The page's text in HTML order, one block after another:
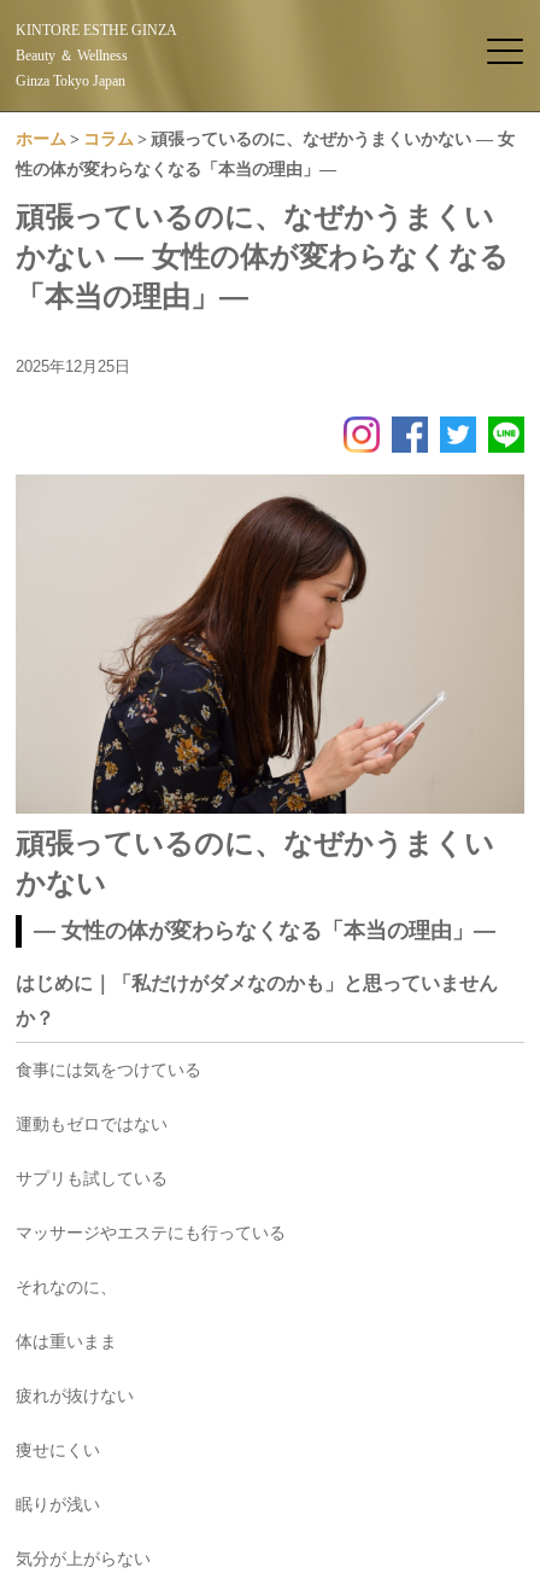
KINTORE ESTHE GINZA
Beauty ＆ Wellness
Ginza Tokyo Japan
ホーム コラム
頑張っているのに、なぜかうまくいかない ― 女
性の体が変わらなくなる「本当の理由」―
頑張っているのに、なぜかうまくい
かない ― 女性の体が変わらなくなる
「本当の理由」―
2025年12月25日
頑張っているのに、なぜかうまくい
かない
― 女性の体が変わらなくなる「本当の理由」―
はじめに｜「私だけがダメなのかも」と思っていません
か？
食事には気をつけている
運動もゼロではない
サプリも試している
マッサージやエステにも行っている
それなのに、
体は重いまま
疲れが抜けない
痩せにくい
眠りが浅い
気分が上がらない